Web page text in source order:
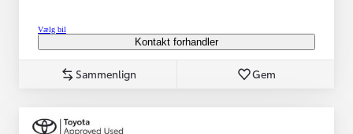
Vælg bil
Kontakt forhandler
Sammenlign Gem